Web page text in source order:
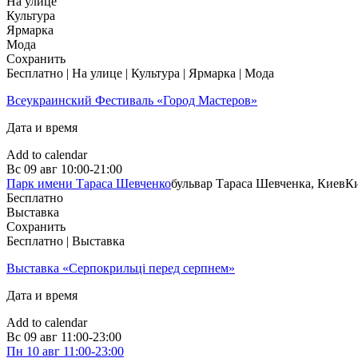
Культура
Ярмарка
Мода
Сохранить
Бесплатно | На улице | Культура | Ярмарка | Мода
Всеукраинский Фестиваль «Город Мастеров»
Дата и время
Add to calendar
Вс 09 авг 10:00-21:00
Парк имени Тараса Шевченкобульвар Тараса Шевченка, Киев
Бесплатно
Выставка
Сохранить
Бесплатно | Выставка
Выставка «Серпокрильці перед серпнем»
Дата и время
Add to calendar
Вс 09 авг 11:00-23:00
Пн 10 авг 11:00-23:00